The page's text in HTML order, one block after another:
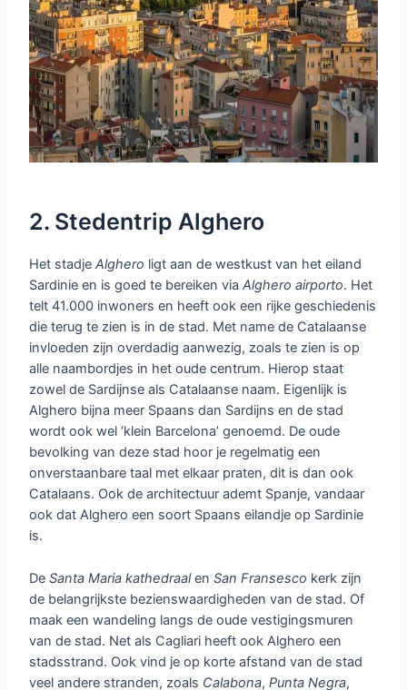
2. Stedentrip Alghero
Het stadjeAlghero ligt aan de westkust van het eiland
Sardinie en is goed te bereiken viaAlghero airporto. Het
telt 41.000 inwoners en heeft ook een rijke geschiedenis
die terug te zien is in de stad. Met name de Catalaanse
invloeden zijn overdadig aanwezig, zoals te zien is op
alle naambordjes in het oude centrum. Hierop staat
zowel de Sardijnse als Catalaanse naam. Eigenlijk is
Alghero bijna meer Spaans dan Sardijns en de stad
wordt ook wel ‘klein Barcelona’ genoemd. De oude
bevolking van deze stad hoor je regelmatig een
onverstaanbare taal met elkaar praten, dit is dan ook
Catalaans. Ook de architectuur ademt Spanje, vandaar
ook dat Alghero een soort Spaans eilandje op Sardinie
is.
DeSanta Maria kathedraalenSan Fransesco kerk zijn
de belangrijkste bezienswaardigheden van de stad. Of
maak een wandeling langs de oude vestigingsmuren
van de stad. Net als Cagliari heeft ook Alghero een
stadsstrand. Ook vind je op korte afstand van de stad
veel andere stranden, zoals Calabona,Punta Negra,